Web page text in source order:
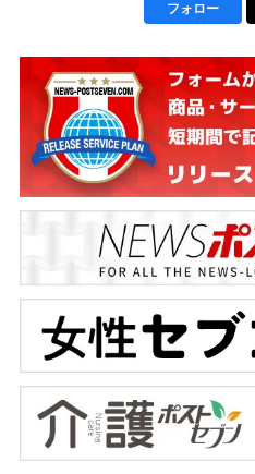
フォロー